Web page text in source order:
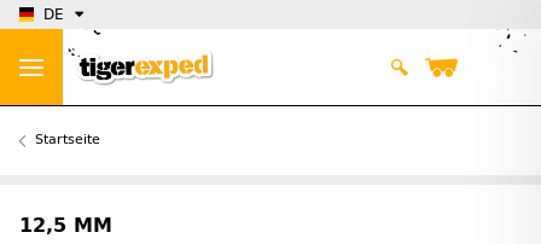
DE
Startseite
12,5 MM